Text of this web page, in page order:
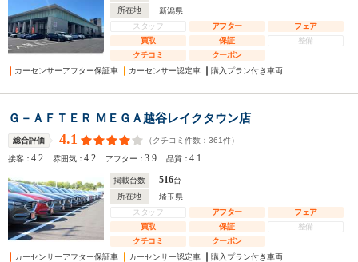
所在地
新潟県
スタッフ
アフター
フェア
買取
保証
整備
クチコミ
クーポン
カーセンサーアフター保証車
カーセンサー認定車 購入プラン付き車両
Ｇ－ＡＦＴＥＲ ＭＥＧＡ越谷レイクタウン店
総合評価 4.1 （クチコミ件数： 361件）
接客：4.2 雰囲気：4.2 アフター：3.9 品質：4.1
掲載台数 516台
所在地
埼玉県
スタッフ
アフター
フェア
買取
保証
整備
クチコミ
クーポン
カーセンサーアフター保証車
カーセンサー認定車 購入プラン付き車両